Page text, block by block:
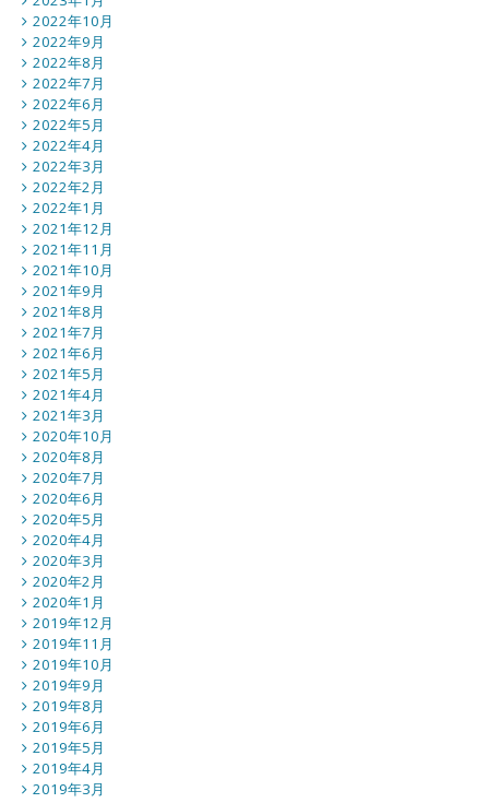
2022年10月
2022年9月
2022年8月
2022年7月
2022年6月
2022年5月
2022年4月
2022年3月
2022年2月
2022年1月
2021年12月
2021年11月
2021年10月
2021年9月
2021年8月
2021年7月
2021年6月
2021年5月
2021年4月
2021年3月
2020年10月
2020年8月
2020年7月
2020年6月
2020年5月
2020年4月
2020年3月
2020年2月
2020年1月
2019年12月
2019年11月
2019年10月
2019年9月
2019年8月
2019年6月
2019年5月
2019年4月
2019年3月